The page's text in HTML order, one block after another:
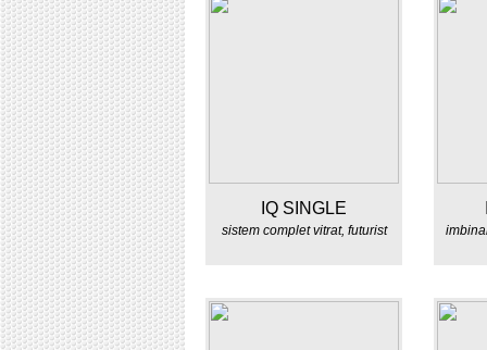
IQ SINGLE
sistem complet vitrat, futurist